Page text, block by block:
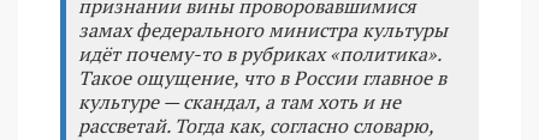
признании вины проворовавшимися
замах федерального министра культуры
идёт почему-то в рубриках «политика».
Такое ощущение, что в России главное в
культуре — скандал, а там хоть и не
рассветай. Тогда как, согласно словарю,